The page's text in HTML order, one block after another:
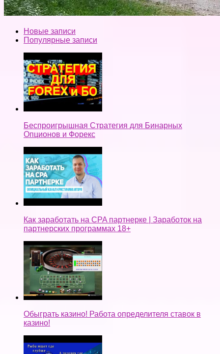
Новые записи
Популярные записи
Беспроигрышная Стратегия для Бинарных
Опционов и Форекс
Как заработать на CPA партнерке | Заработок на
партнерских программах 18+
Обыграть казино! Работа определителя ставок в
казино!